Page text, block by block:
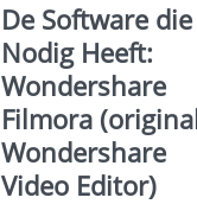
De Software
Nodig Heeft:
Wondershare
Filmora
Wondershare
Video Editor)